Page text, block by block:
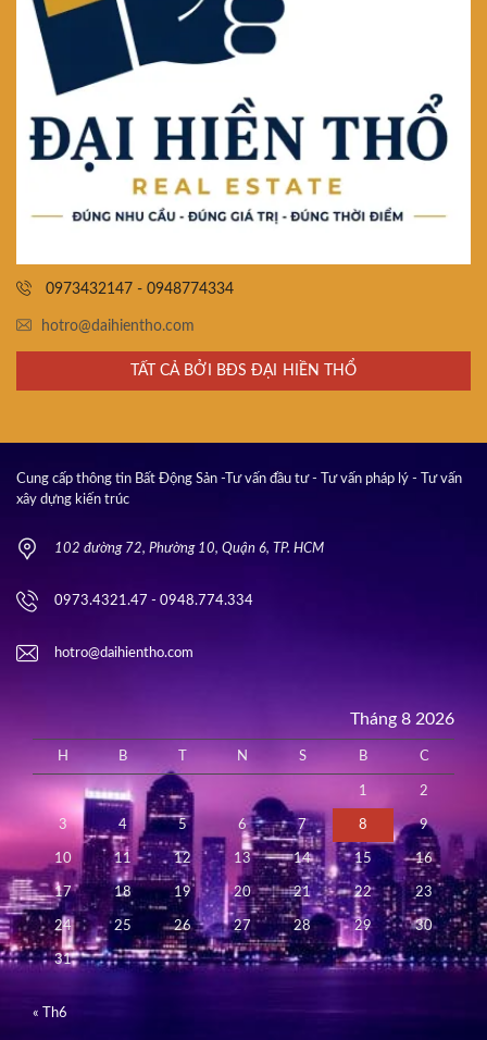
0973432147 - 0948774334
hotro@daihientho.com
TẤT CẢ BỞI BĐS ĐẠI HIỀN THỔ
Cung cấp thông tin Bất Động Sản -Tư vấn đầu tư - Tư vấn pháp lý - Tư vấn
xây dựng kiến trúc
102 đường 72, Phường 10, Quận 6, TP. HCM
0973.4321.47 - 0948.774.334
hotro@daihientho.com
Tháng 8 2026
H B N S B C
1 2
3 4 5 6 7 8 9
10 11 12 13 14 15 16
17 18 19 20 21 22 23
24 25 26 27 28 29 30
31
« Th6